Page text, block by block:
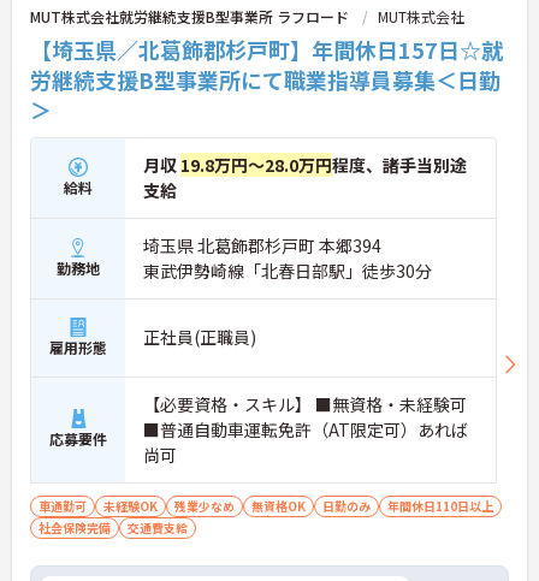
MUT株式会社就労継続支援B型事業所 ラフロード MUT株式会社
【埼玉県／北葛飾郡杉戸町】年間休日157日☆就
労継続支援B型事業所にて職業指導員募集＜日勤
＞
給料
月収 19.8万円～28.0万円程度、諸手当別途
支給
勤務地
埼玉県 北葛飾郡杉戸町 本郷394
東武伊勢崎線「北春日部駅」徒歩30分
雇用形態 正社員(正職員)
応募要件
【必要資格・スキル】 ■無資格・未経験可
■普通自動車運転免許（AT限定可）あれば
尚可
車通勤可 未経験OK 残業少なめ 無資格OK 日勤のみ
年間休日110日以上
社会保険完備
交通費支給